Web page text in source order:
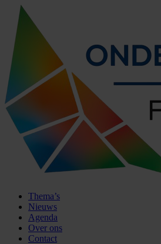
Thema’s
Nieuws
Agenda
Over ons
Contact